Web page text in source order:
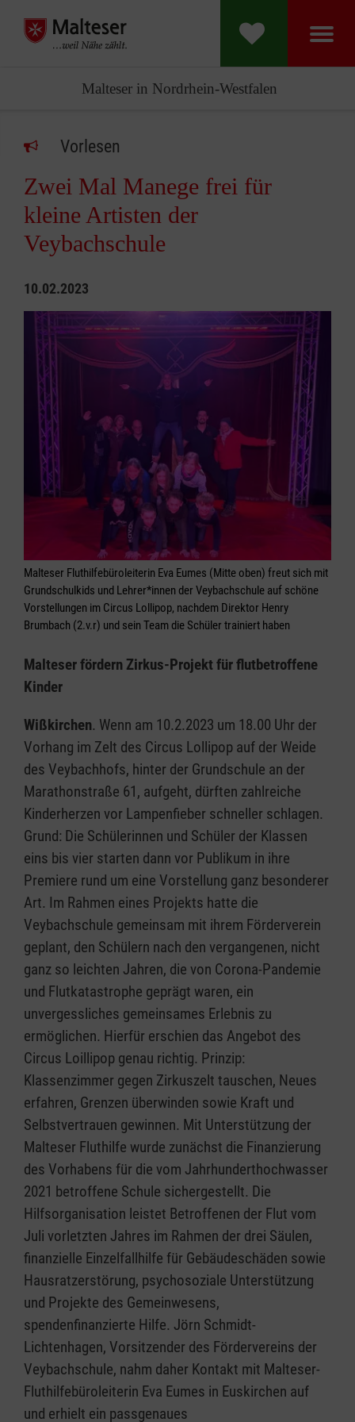
Malteser in Nordrhein-Westfalen
Vorlesen
Zwei Mal Manege frei für
kleine Artisten der
Veybachschule
10.02.2023
Malteser Fluthilfebüroleiterin Eva Eumes (Mitte oben) freut sich mit
Grundschulkids und Lehrer*innen der Veybachschule auf schöne
Vorstellungen im Circus Lollipop, nachdem Direktor Henry
Brumbach (2.v.r) und sein Team die Schüler trainiert haben
Malteser fördern Zirkus-Projekt für flutbetroffene
Kinder
Wißkirchen. Wenn am 10.2.2023 um 18.00 Uhr der
Vorhang im Zelt des Circus Lollipop auf der Weide
des Veybachhofs, hinter der Grundschule an der
Marathonstraße 61, aufgeht, dürften zahlreiche
Kinderherzen vor Lampenfieber schneller schlagen.
Grund: Die Schülerinnen und Schüler der Klassen
eins bis vier starten dann vor Publikum in ihre
Premiere rund um eine Vorstellung ganz besonderer
Art. Im Rahmen eines Projekts hatte die
Veybachschule gemeinsam mit ihrem Förderverein
geplant, den Schülern nach den vergangenen, nicht
ganz so leichten Jahren, die von Corona-Pandemie
und Flutkatastrophe geprägt waren, ein
unvergessliches gemeinsames Erlebnis zu
ermöglichen. Hierfür erschien das Angebot des
Circus Loillipop genau richtig. Prinzip:
Klassenzimmer gegen Zirkuszelt tauschen, Neues
erfahren, Grenzen überwinden sowie Kraft und
Selbstvertrauen gewinnen. Mit Unterstützung der
Malteser Fluthilfe wurde zunächst die Finanzierung
des Vorhabens für die vom Jahrhunderthochwasser
2021 betroffene Schule sichergestellt. Die
Hilfsorganisation leistet Betroffenen der Flut vom
Juli vorletzten Jahres im Rahmen der drei Säulen,
finanzielle Einzelfallhilfe für Gebäudeschäden sowie
Hausratzerstörung, psychosoziale Unterstützung
und Projekte des Gemeinwesens,
spendenfinanzierte Hilfe. Jörn Schmidt-
Lichtenhagen, Vorsitzender des Fördervereins der
Veybachschule, nahm daher Kontakt mit Malteser-
Fluthilfebüroleiterin Eva Eumes in Euskirchen auf
und erhielt ein passgenaues